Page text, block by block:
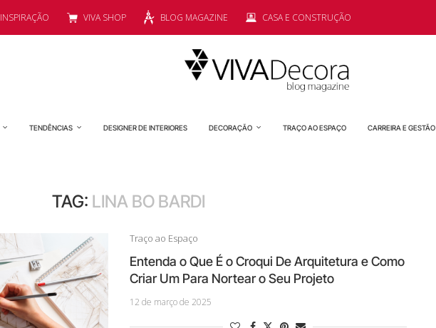
INSPIRAÇÃO VIVA SHOP BLOG MAGAZINE CASA E CONSTRUÇÃO
TENDÊNCIAS DESIGNER DE INTERIORES DECORAÇÃO TRAÇO AO ESPAÇO CARREIRA E GESTÃO
TAG: LINA BO BARDI
Traço ao Espaço
Entenda o Que É o Croqui De Arquitetura e Como
Criar Um Para Nortear o Seu Projeto
12 de março de 2025